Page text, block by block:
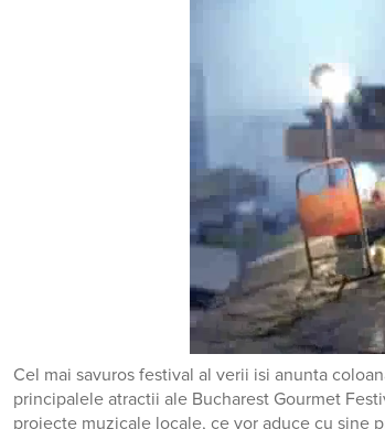
Cel mai savuros festival al verii isi anunta
principalele atractii ale Bucharest Gourmet
proiecte muzicale locale, ce vor aduce cu sine